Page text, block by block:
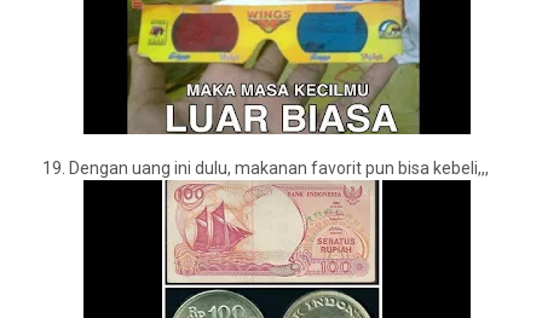
19. Dengan uang ini dulu, makanan favorit pun bisa kebeli,,,